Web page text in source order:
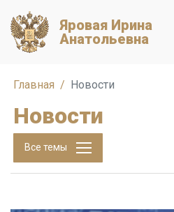
Яровая Ирина
Анатольевна
Главная Новости
Новости
Все темы